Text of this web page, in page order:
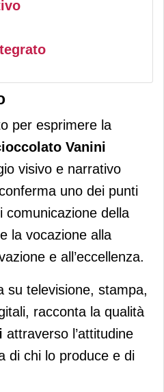
per esprimere la
Vanini
visivo e narrativo
uno dei punti
comunicazione della
la vocazione alla
e all’eccellenza.
su televisione, stampa,
racconta la qualità
attraverso l’attitudine
di chi lo produce e di